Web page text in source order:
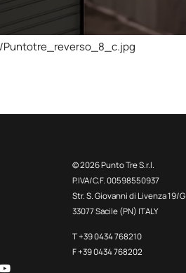
© 2026 Punto Tre S.r.l.
P.IVA/C.F. 00598550937
Str. S. Giovanni di Livenza 19/G
33077 Sacile (PN) ITALY
T +39 0434 768210
F +39 0434 768202